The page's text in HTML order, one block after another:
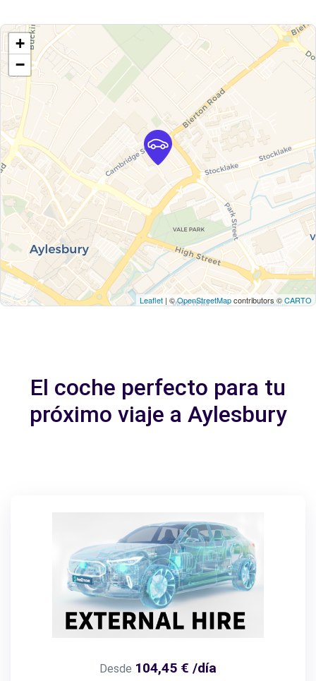
+
−
Leaflet | ©OpenStreetMapcontributors ©CARTO
El coche perfecto para tu
próximo viaje a Aylesbury
Desde 104,45 € /día